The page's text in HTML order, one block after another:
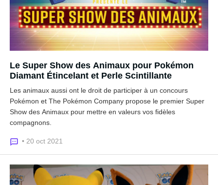
Le Super Show des Animaux pour Pokémon
Diamant Étincelant et Perle Scintillante
Les animaux aussi ont le droit de participer à un concours
Pokémon et The Pokémon Company propose le premier Super
Show des Animaux pour mettre en valeurs vos fidèles
compagnons.
• 20 oct 2021